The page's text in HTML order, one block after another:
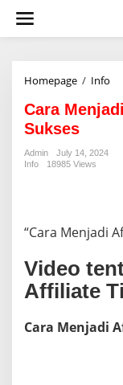
i
Homepage / Info
r
A
i
l
i
t
Cara
Sukses
Admin
July 14, 2024
Info
18985 Views
“Cara Menjadi
Video
Affiliate
Cara Menjadi